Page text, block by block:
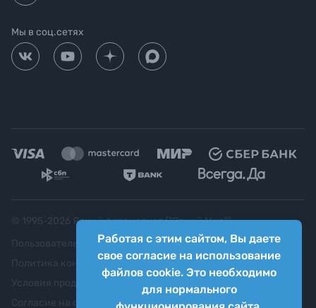
Работая с этим сайтом, Вы даете
свое согласие на использование
файлов cookie. Это необходимо
для нормального
Мы в соц.сетях
Яркий фотомаркет ("Яркий Мир")
Пользовательское соглашение
Политика конфиденциальности
Согласие на обработку персональных данных